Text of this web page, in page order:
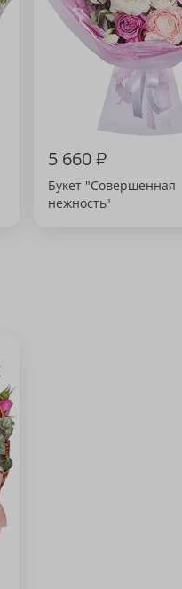
5 660₽
Букет "Совершенная
нежность"